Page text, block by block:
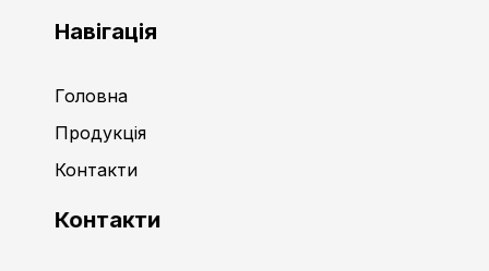
Навігація
Головна
Продукція
Контакти
Контакти